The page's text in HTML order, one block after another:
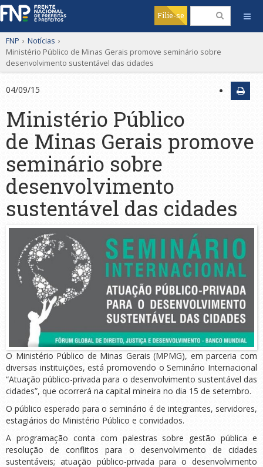
Filie-se
FNP › Notícias ›
Ministério Público de Minas Gerais promove seminário sobre
desenvolvimento sustentável das cidades
04/09/15
Ministério Público
de Minas Gerais promove
seminário sobre
desenvolvimento
sustentável das cidades
O Ministério Público de Minas Gerais (MPMG), em parceria com
diversas instituições, está promovendo o Seminário Internacional
“Atuação público-privada para o desenvolvimento sustentável das
cidades”, que ocorrerá na capital mineira no dia 15 de setembro.
O público esperado para o seminário é de integrantes, servidores,
estagiários do Ministério Público e convidados.
A programação conta com palestras sobre gestão pública e
resolução de conflitos para o desenvolvimento de cidades
sustentáveis; atuação público-privada para o desenvolvimento